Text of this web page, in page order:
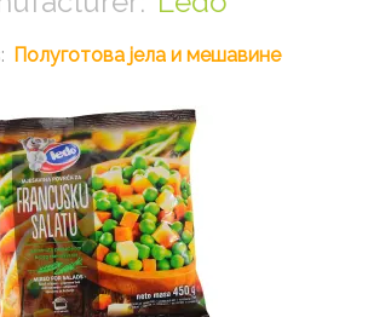
Полуготова јела и мешавине